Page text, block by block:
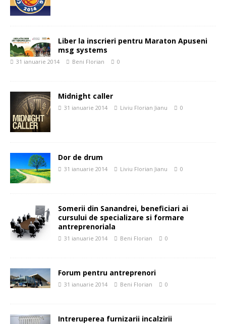
Liber la inscrieri pentru Maraton Apuseni
msg systems
31 ianuarie 2014 Beni Florian 0
Midnight caller
31 ianuarie 2014 Liviu Florian Jianu 0
Dor de drum
31 ianuarie 2014 Liviu Florian Jianu 0
Somerii din Sanandrei, beneficiari ai
cursului de specializare si formare
antreprenoriala
31 ianuarie 2014 Beni Florian 0
Forum pentru antreprenori
31 ianuarie 2014 Beni Florian 0
Intreruperea furnizarii incalzirii